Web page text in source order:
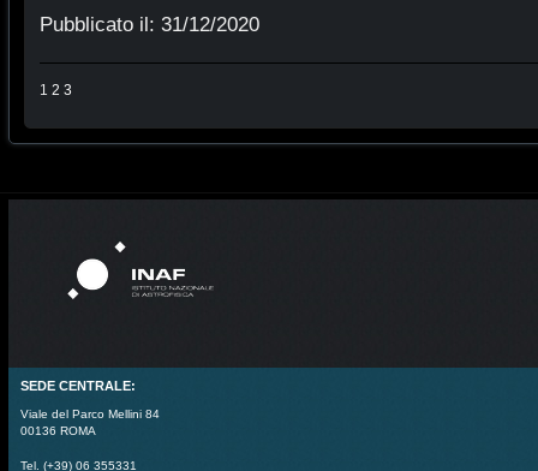
Pubblicato il: 31/12/2020
1 2 3
SEDE CENTRALE:
Viale del Parco Mellini 84
00136 ROMA
Tel. (+39) 06 355331